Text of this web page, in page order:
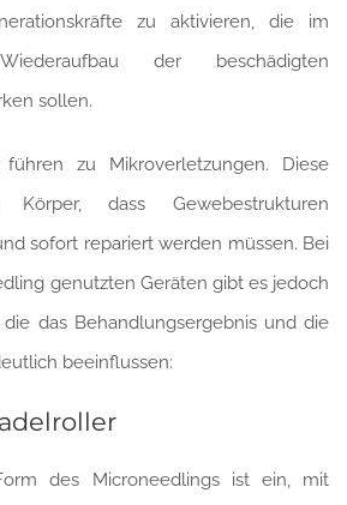
zu aktivieren, die im
der beschädigten
sollen.
zu Mikroverletzungen. Diese
Körper, dass Gewebestrukturen
sofort repariert werden müssen. Bei
genutzten Geräten gibt es jedoch
das Behandlungsergebnis und die
beeinflussen:
des Microneedlings ist ein, mit